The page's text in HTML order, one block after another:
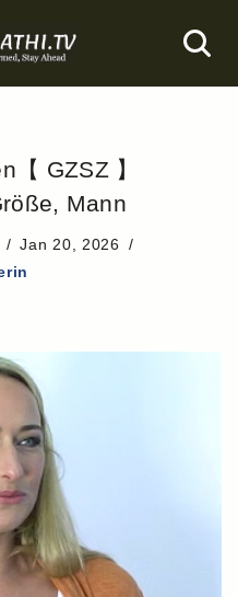
GZSZ 】
Mann
Jan 20, 2026